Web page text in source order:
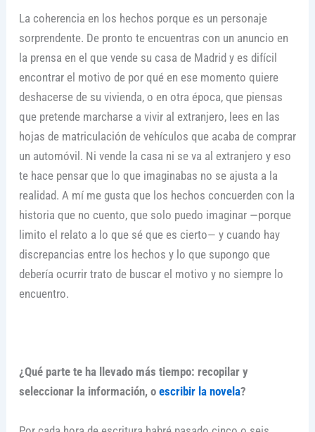
La coherencia en los hechos porque es un personaje
sorprendente. De pronto te encuentras con un anuncio en
la prensa en el que vende su casa de Madrid y es difícil
encontrar el motivo de por qué en ese momento quiere
deshacerse de su vivienda, o en otra época, que piensas
que pretende marcharse a vivir al extranjero, lees en las
hojas de matriculación de vehículos que acaba de comprar
un automóvil. Ni vende la casa ni se va al extranjero y eso
te hace pensar que lo que imaginabas no se ajusta a la
realidad. A mí me gusta que los hechos concuerden con la
historia que no cuento, que solo puedo imaginar —porque
limito el relato a lo que sé que es cierto— y cuando hay
discrepancias entre los hechos y lo que supongo que
debería ocurrir trato de buscar el motivo y no siempre lo
encuentro.
¿Qué parte te ha llevado más tiempo: recopilar y
seleccionar la información, o escribir la novela?